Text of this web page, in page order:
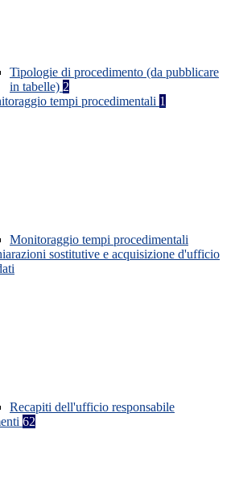
Tipologie di procedimento (da pubblicare
in tabelle) 2
tempi procedimentali 1
Monitoraggio tempi procedimentali
sostitutive e acquisizione d'ufficio
Recapiti dell'ufficio responsabile
62